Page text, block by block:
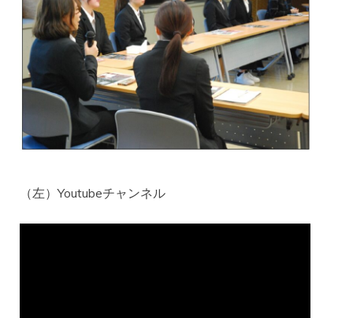
（左）Youtubeチャンネル